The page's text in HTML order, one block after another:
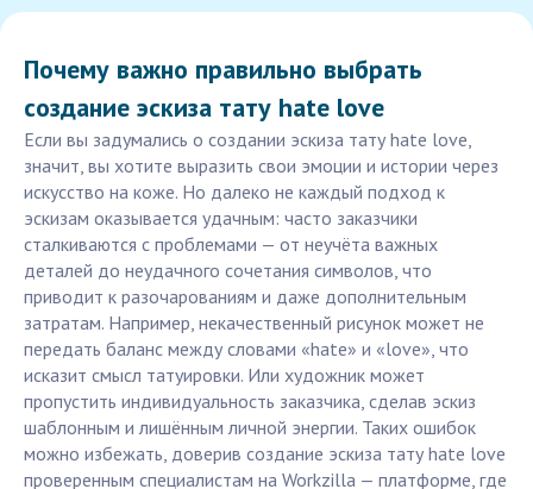
Почему важно правильно выбрать
создание эскиза тату hate love
Если вы задумались о создании эскиза тату hate love,
значит, вы хотите выразить свои эмоции и истории через
искусство на коже. Но далеко не каждый подход к
эскизам оказывается удачным: часто заказчики
сталкиваются с проблемами — от неучёта важных
деталей до неудачного сочетания символов, что
приводит к разочарованиям и даже дополнительным
затратам. Например, некачественный рисунок может не
передать баланс между словами «hate» и «love», что
исказит смысл татуировки. Или художник может
пропустить индивидуальность заказчика, сделав эскиз
шаблонным и лишённым личной энергии. Таких ошибок
можно избежать, доверив создание эскиза тату hate love
проверенным специалистам на Workzilla — платформе, где